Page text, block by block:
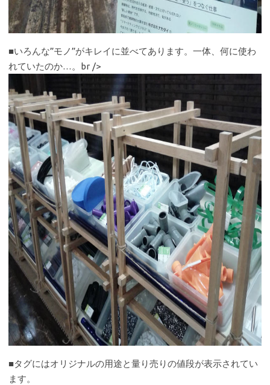
■いろんな”モノ”がキレイに並べてあります。一体、何に使わ
れていたのか…。br />
■タグにはオリジナルの用途と量り売りの値段が表示されてい
ます。